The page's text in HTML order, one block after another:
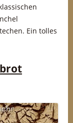
Ein tolles